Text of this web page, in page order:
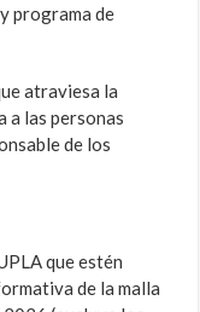
programa de
atraviesa la
a las personas
de los
que estén
de la malla